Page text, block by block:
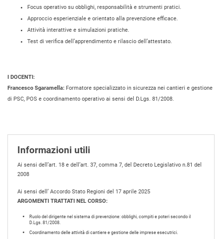
Focus operativo su obblighi, responsabilità e strumenti pratici.
Approccio esperienziale e orientato alla prevenzione efficace.
Attività interattive e simulazioni pratiche.
Test di verifica dell’apprendimento e rilascio dell’attestato.
I DOCENTI:
Francesco Sgaramella: Formatore specializzato in sicurezza nei cantieri e gestione
di PSC, POS e coordinamento operativo ai sensi del D.Lgs. 81/2008.
Informazioni utili
Ai sensi dell’art. 18 e dell’art. 37, comma 7, del Decreto Legislativo n.81 del
2008
Ai sensi dell’ Accordo Stato Regioni del 17 aprile 2025
ARGOMENTI TRATTATI NEL CORSO:
Ruolo del dirigente nel sistema di prevenzione: obblighi, compiti e poteri secondo il
D.Lgs. 81/2008.
Coordinamento delle attività di cantiere e gestione delle imprese esecutrici.